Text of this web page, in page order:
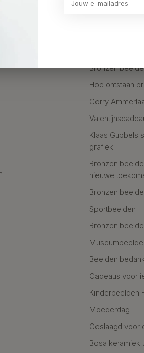
Bronzen
Hoe ontstaan
Corry
Klaas Gubbels
grafiek
Bronzen
nieuwe
Bronzen
Sportbeelden
Bronzen
Beelden
Cadeaus voor
Kinderbeelden
Moederdag
Geslaagd voor
Bosa keramiek